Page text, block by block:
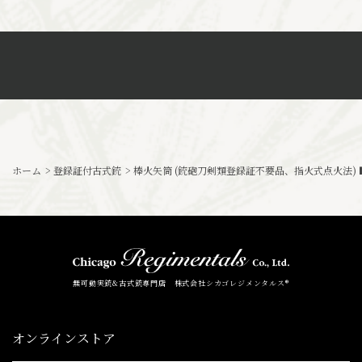
ホーム > 登録証付古式銃 > 棒火矢筒 (銃砲刀剣類登録証不要品、指火式点火法
無可動実銃&古式銃専門店 株式会社シカゴレジメンタルス®
オンラインストア